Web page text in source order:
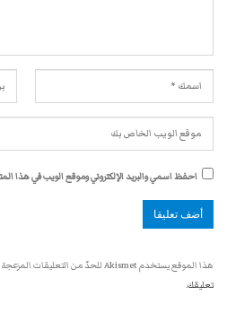
احفظ اسمي والبريد الإلكتروني وموقع الويب في هذا
هذا الموقع يستخدم Akismet للحدّ من التعليقات المزعجة والغير مرغوبة.
تعليقك.